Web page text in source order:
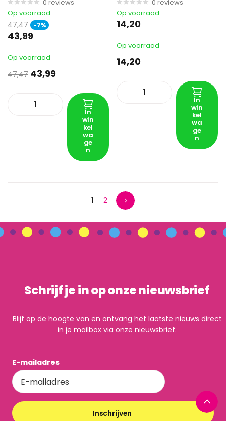
0 reviews
Op voorraad
47,47 -7%
43,99
Op voorraad
47,47 43,99
In
win
kel
wa
ge
n
0 reviews
Op voorraad
14,20
Op voorraad
14,20
In
win
kel
wa
ge
n
1 2
Schrijf je in op onze nieuwsbrief
Blijf op de hoogte van en ontvang het laatste nieuws direct
in je mailbox via onze nieuwsbrief.
E-mailadres
Inschrijven